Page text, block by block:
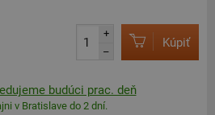
+
–
Kúpiť
budúci prac. deň
v Bratislave do 2 dní.